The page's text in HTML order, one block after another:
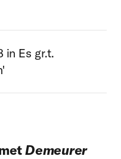
in Es gr.t.
Demeurer